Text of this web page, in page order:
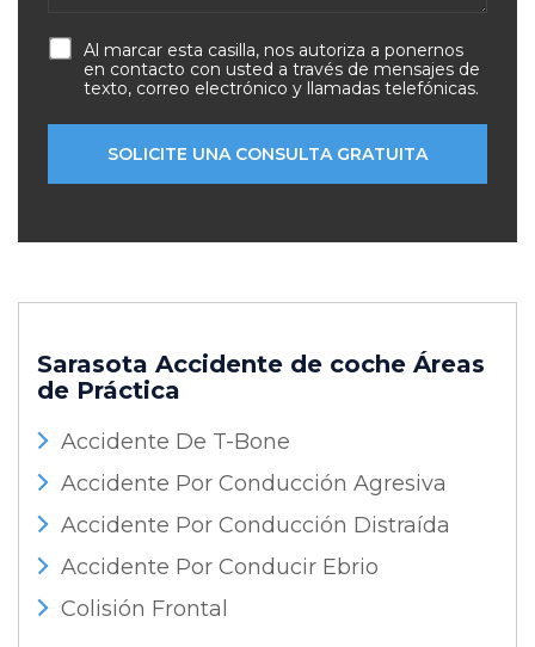
Al marcar esta casilla, nos autoriza a ponernos
en contacto con usted a través de mensajes de
texto, correo electrónico y llamadas telefónicas.
Sarasota Accidente de coche Áreas
de Práctica
Accidente De T-Bone
Accidente Por Conducción Agresiva
Accidente Por Conducción Distraída
Accidente Por Conducir Ebrio
Colisión Frontal